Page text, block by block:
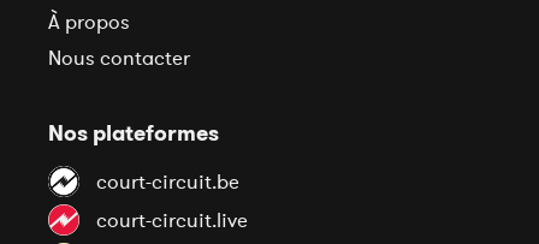
À propos
Nous contacter
Nos plateformes
court-circuit.be
court-circuit.live